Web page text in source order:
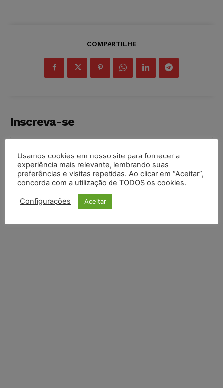
COMPARTILHE
Inscreva-se
INSCREVER
Li e aceito aPolítica de Privacidade
Usamos cookies em nosso site para fornecer a
experiência mais relevante, lembrando suas
preferências e visitas repetidas. Ao clicar em “Aceitar”,
concorda com a utilização de TODOS os cookies.
Configurações Aceitar